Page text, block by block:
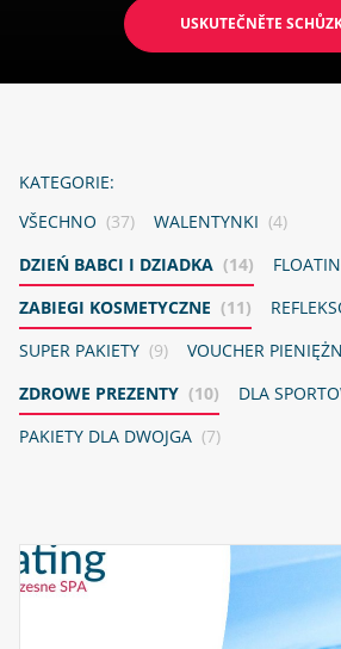
USKUTEČNĚTE
KATEGORIE:
VŠECHNO (37) WALENTYNKI (4)
DZIEŃ BABCI I DZIADKA (14)
ZABIEGI KOSMETYCZNE (11)
SUPER PAKIETY (9) VOUCHER
ZDROWE PREZENTY (10) DLA
PAKIETY DLA DWOJGA (7)